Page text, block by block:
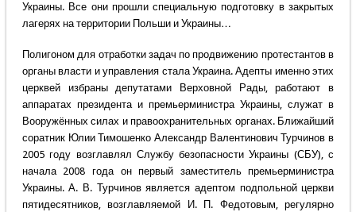
Украины. Все они прошли специальную подготовку в закрытых
лагерях на территории Польши и Украины…
Полигоном для отработки задач по продвижению протестантов в
органы власти и управления стала Украина. Адепты именно этих
церквей избраны депутатами Верховной Рады, работают в
аппаратах президента и премьерминистра Украины, служат в
Вооружённых силах и правоохранительных органах. Ближайший
соратник Юлии Тимошенко Александр Валентинович Турчинов в
2005 году возглавлял Службу безопасности Украины (СБУ), с
начала 2008 года он первый заместитель премьерминистра
Украины. А. В. Турчинов является адептом подпольной церкви
пятидесятников, возглавляемой И. П. Федотовым, регулярно